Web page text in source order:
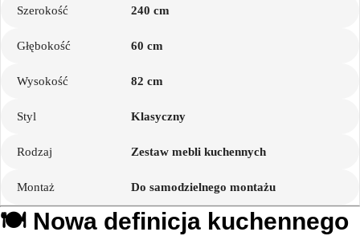
Szerokość 240 cm
Głębokość 60 cm
Wysokość 82 cm
Styl Klasyczny
Rodzaj Zestaw mebli kuchennych
Montaż Do samodzielnego montażu
🍽️ Nowa definicja kuchennego